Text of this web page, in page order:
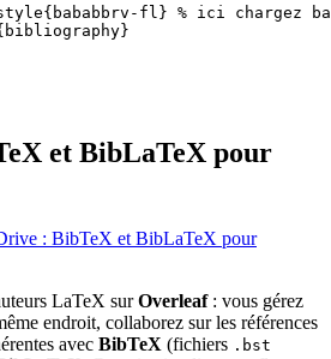
{bababbrv-fl} % ici chargez
et BibLaTeX pour
: BibTeX et BibLaTeX pour
LaTeX surOverleaf: vous gérez
endroit, collaborez sur les références
avec BibTeX (fichiers .bst